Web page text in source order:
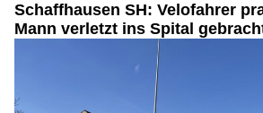
Schaffhausen SH: Velofahrer
Mann verletzt ins Spital